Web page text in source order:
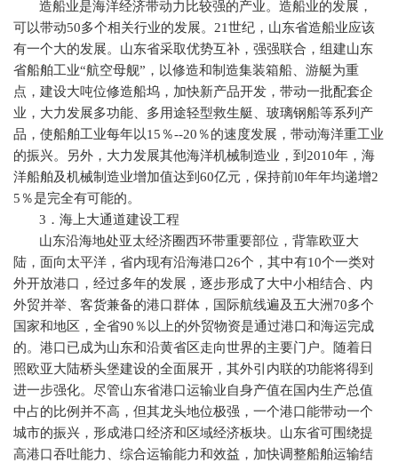
造船业是海洋经济带动力比较强的产业。造船业的发展，
可以带动50多个相关行业的发展。 21世纪，山东省造船业应该
有一个大的发展。山东省采取优势互补，强强联合，组建山东
省船舶工业“航空母舰”，以修造和制造集装箱船、游艇为重
点，建设大吨位修造船坞，加快新产品开发，带动一批配套企
业，大力发展多功能、多用途轻型救生艇、玻璃钢船等系列产
品，使船舶工业每年以15 ％--20 ％的速度发展，带动海洋重工业
的振兴。另外，大力发展其他海洋机械制造业，到 2010年，海
洋船舶及机械制造业增加值达到 60亿元，保持前l0年年均递增2
5 ％是完全有可能的。
3 ．海上大通道建设工程
山东沿海地处亚太经济圈西环带重要部位，背靠欧亚大
陆，面向太平洋，省内现有沿海港口26个，其中有10个一类对
外开放港口，经过多年的发展，逐步形成了大中小相结合、内
外贸并举、客货兼备的港口群体，国际航线遍及五大洲 70多个
国家和地区，全省90 ％以上的外贸物资是通过港口和海运完成
的。港口已成为山东和沿黄省区走向世界的主要门户。随着日
照欧亚大陆桥头堡建设的全面展开，其外引内联的功能将得到
进一步强化。尽管山东省港口运输业自身产值在国内生产总值
中占的比例并不高，但其龙头地位极强，一个港口能带动一个
城市的振兴，形成港口经济和区域经济板块。山东省可围绕提
高港口吞吐能力、综合运输能力和效益，加快调整船舶运输结